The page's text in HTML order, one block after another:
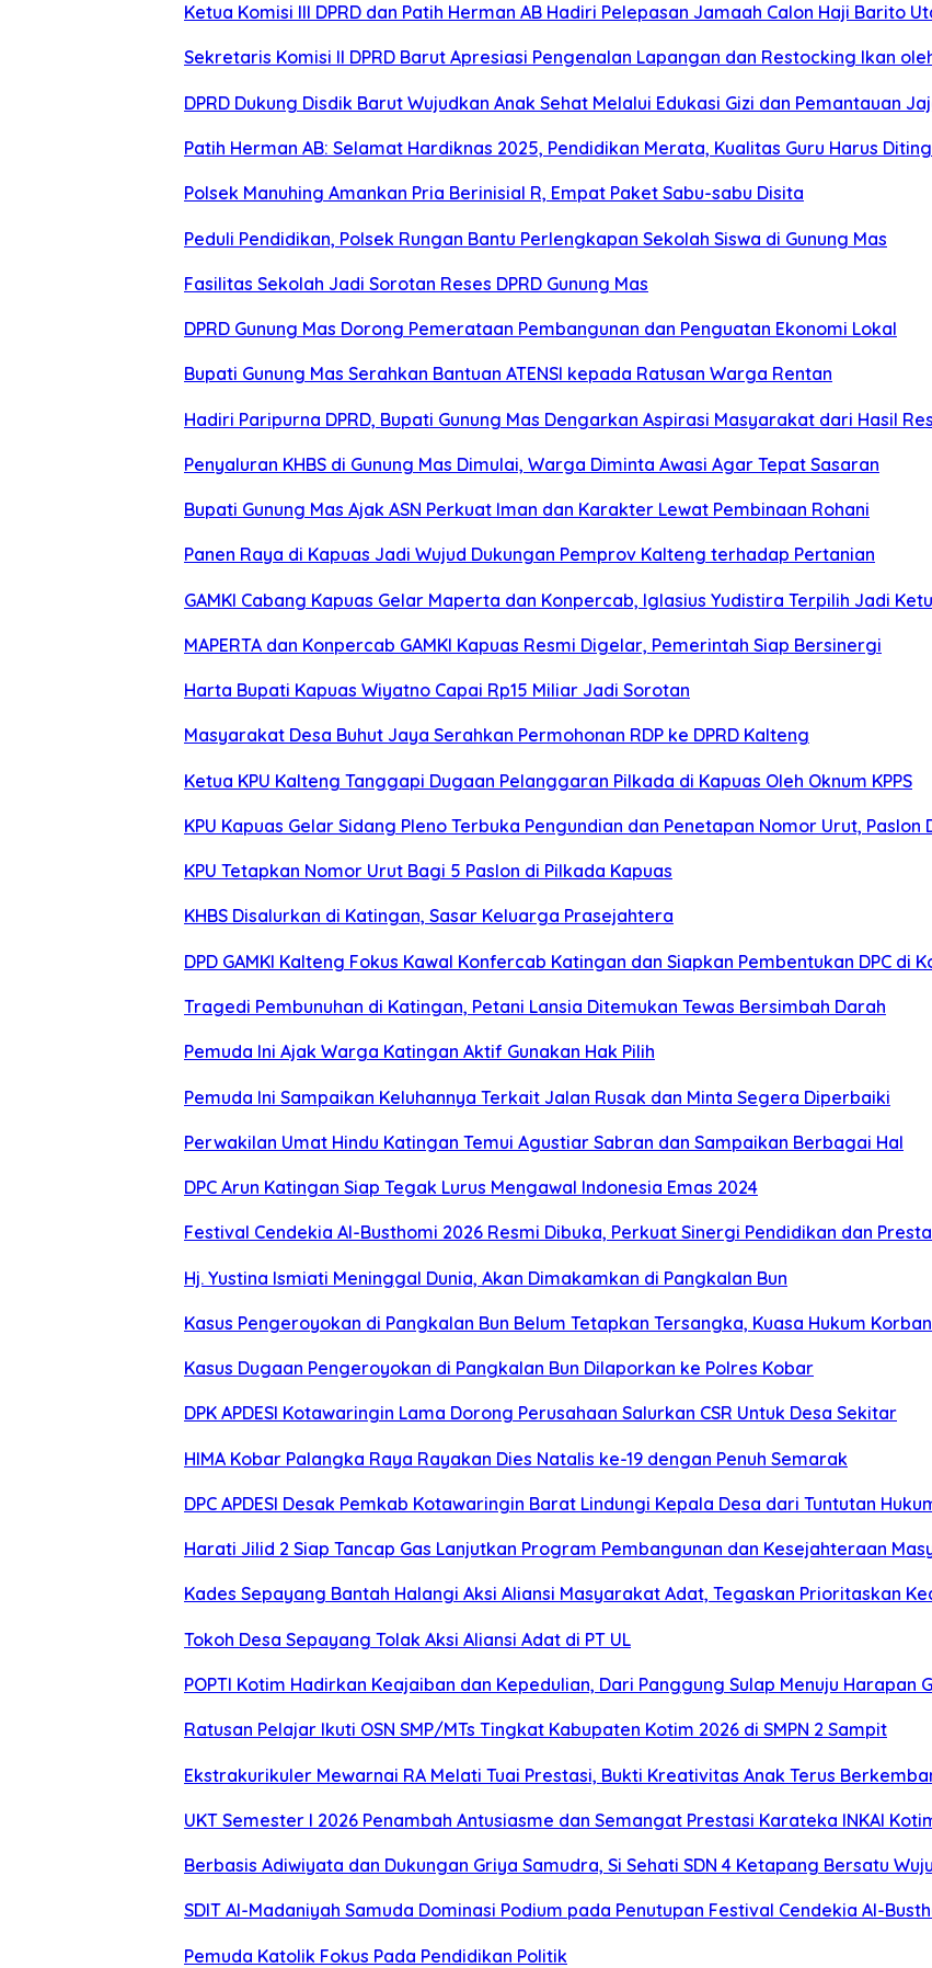
Ketua Komisi III DPRD dan Patih Herman AB Hadiri Pelepasan Jamaah Calon Haji Barito
Sekretaris Komisi II DPRD Barut Apresiasi Pengenalan Lapangan dan Restocking Ikan
DPRD Dukung Disdik Barut Wujudkan Anak Sehat Melalui Edukasi Gizi dan Pemantauan
Patih Herman AB: Selamat Hardiknas 2025, Pendidikan Merata, Kualitas Guru Harus
Polsek Manuhing Amankan Pria Berinisial R, Empat Paket Sabu-sabu Disita
Peduli Pendidikan, Polsek Rungan Bantu Perlengkapan Sekolah Siswa di Gunung Mas
Fasilitas Sekolah Jadi Sorotan Reses DPRD Gunung Mas
DPRD Gunung Mas Dorong Pemerataan Pembangunan dan Penguatan Ekonomi Lokal
Bupati Gunung Mas Serahkan Bantuan ATENSI kepada Ratusan Warga Rentan
Hadiri Paripurna DPRD, Bupati Gunung Mas Dengarkan Aspirasi Masyarakat dari Hasil
Penyaluran KHBS di Gunung Mas Dimulai, Warga Diminta Awasi Agar Tepat Sasaran
Bupati Gunung Mas Ajak ASN Perkuat Iman dan Karakter Lewat Pembinaan Rohani
Panen Raya di Kapuas Jadi Wujud Dukungan Pemprov Kalteng terhadap Pertanian
GAMKI Cabang Kapuas Gelar Maperta dan Konpercab, Iglasius Yudistira Terpilih Jadi
MAPERTA dan Konpercab GAMKI Kapuas Resmi Digelar, Pemerintah Siap Bersinergi
Harta Bupati Kapuas Wiyatno Capai Rp15 Miliar Jadi Sorotan
Masyarakat Desa Buhut Jaya Serahkan Permohonan RDP ke DPRD Kalteng
Ketua KPU Kalteng Tanggapi Dugaan Pelanggaran Pilkada di Kapuas Oleh Oknum KPPS
KPU Kapuas Gelar Sidang Pleno Terbuka Pengundian dan Penetapan Nomor Urut,
KPU Tetapkan Nomor Urut Bagi 5 Paslon di Pilkada Kapuas
KHBS Disalurkan di Katingan, Sasar Keluarga Prasejahtera
DPD GAMKI Kalteng Fokus Kawal Konfercab Katingan dan Siapkan Pembentukan DPC di
Tragedi Pembunuhan di Katingan, Petani Lansia Ditemukan Tewas Bersimbah Darah
Pemuda Ini Ajak Warga Katingan Aktif Gunakan Hak Pilih
Pemuda Ini Sampaikan Keluhannya Terkait Jalan Rusak dan Minta Segera Diperbaiki
Perwakilan Umat Hindu Katingan Temui Agustiar Sabran dan Sampaikan Berbagai Hal
DPC Arun Katingan Siap Tegak Lurus Mengawal Indonesia Emas 2024
Festival Cendekia Al-Busthomi 2026 Resmi Dibuka, Perkuat Sinergi Pendidikan dan
Hj. Yustina Ismiati Meninggal Dunia, Akan Dimakamkan di Pangkalan Bun
Kasus Pengeroyokan di Pangkalan Bun Belum Tetapkan Tersangka, Kuasa Hukum
Kasus Dugaan Pengeroyokan di Pangkalan Bun Dilaporkan ke Polres Kobar
DPK APDESI Kotawaringin Lama Dorong Perusahaan Salurkan CSR Untuk Desa Sekitar
HIMA Kobar Palangka Raya Rayakan Dies Natalis ke-19 dengan Penuh Semarak
DPC APDESI Desak Pemkab Kotawaringin Barat Lindungi Kepala Desa dari Tuntutan
Harati Jilid 2 Siap Tancap Gas Lanjutkan Program Pembangunan dan Kesejahteraan
Kades Sepayang Bantah Halangi Aksi Aliansi Masyarakat Adat, Tegaskan Prioritaskan
Tokoh Desa Sepayang Tolak Aksi Aliansi Adat di PT UL
POPTI Kotim Hadirkan Keajaiban dan Kepedulian, Dari Panggung Sulap Menuju Harapan
Ratusan Pelajar Ikuti OSN SMP/MTs Tingkat Kabupaten Kotim 2026 di SMPN 2 Sampit
Ekstrakurikuler Mewarnai RA Melati Tuai Prestasi, Bukti Kreativitas Anak Terus
UKT Semester I 2026 Penambah Antusiasme dan Semangat Prestasi Karateka INKAI
Berbasis Adiwiyata dan Dukungan Griya Samudra, Si Sehati SDN 4 Ketapang Bersatu
SDIT Al-Madaniyah Samuda Dominasi Podium pada Penutupan Festival Cendekia Al-
Pemuda Katolik Fokus Pada Pendidikan Politik